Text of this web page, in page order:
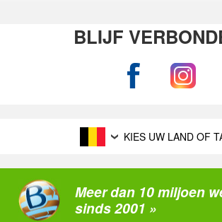
BLIJF
KIES UW LAND OF
Meer dan 10 miljoen
sinds 2001 »